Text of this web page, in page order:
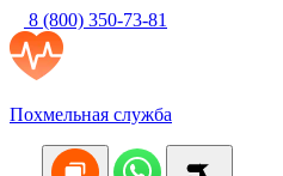
8 (800) 350-73-81
Похмельная служба